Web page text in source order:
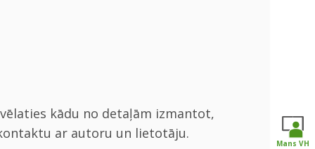
kādu no detaļām izmantot,
ar autoru un lietotāju.
Mans VH